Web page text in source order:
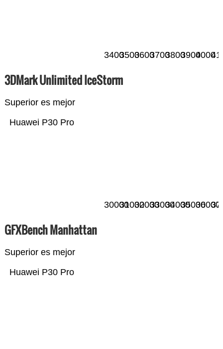
3400350036003700380039004000
3DMark Unlimited IceStorm
Superior es mejor
Huawei P30 Pro
30000310003200033000340003500036000
GFXBench Manhattan
Superior es mejor
Huawei P30 Pro